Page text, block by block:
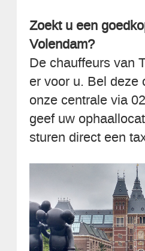
Zoekt u een
Volendam?
De chauffeurs van
er voor u. Bel deze
onze centrale via
geef uw
sturen direct een